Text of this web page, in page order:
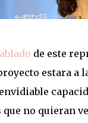
de este
estara a
no quieran